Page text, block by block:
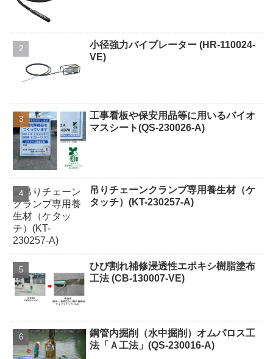
小径強力バイブレーター (HR-110024-
VE)
工事看板や保安用品等に用いるバイオ
マスシート(QS-230026-A)
吊りチェーンクランプ専用養生材（ケ
タッチ）(KT-230257-A)
ひび割れ補修浸透性エポキシ樹脂塗布
工法 (CB-130007-VE)
鋼管内掘削（水中掘削）オムパロス工
法「Ａ工法」(QS-230016-A)